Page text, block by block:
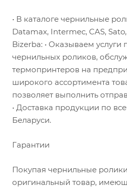
• В каталоге чернильные
Datamax, Intermec, CAS, Sato,
Bizerba: • Оказываем услуги
чернильных роликов,
термопринтеров на
широкого ассортимента
позволяет выполнить
• Доставка продукции по
Беларуси.
Гарантии
Покупая чернильные
оригинальный товар,